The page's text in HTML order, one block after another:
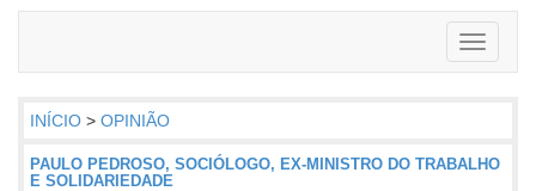
Toggle
INÍCIO > OPINIÃO
PAULO PEDROSO, SOCIÓLOGO, EX-MINISTRO DO TRABALHO
E SOLIDARIEDADE